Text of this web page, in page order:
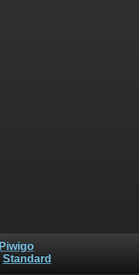
Piwigo
Standard